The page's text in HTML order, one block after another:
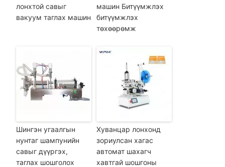
лонхтой савыг
вакуум таглах машин
машин Битүүмжлэх
битүүмжлэх
төхөөрөмж
Шингэн угаалгын
нунтаг шампунийн
савыг дүүргэх,
таглах шошголох
Хуванцар лонхонд
зориулсан хагас
автомат шахагч
хавтгай шошгоны